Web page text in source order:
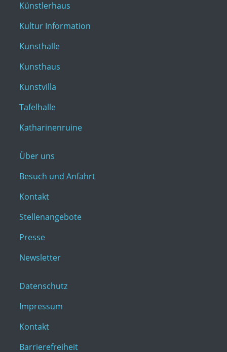
Künstlerhaus
Kultur Information
Kunsthalle
Kunsthaus
Kunstvilla
Tafelhalle
Katharinenruine
Über uns
Besuch und Anfahrt
Kontakt
Stellenangebote
Presse
Newsletter
Datenschutz
Impressum
Kontakt
Barrierefreiheit